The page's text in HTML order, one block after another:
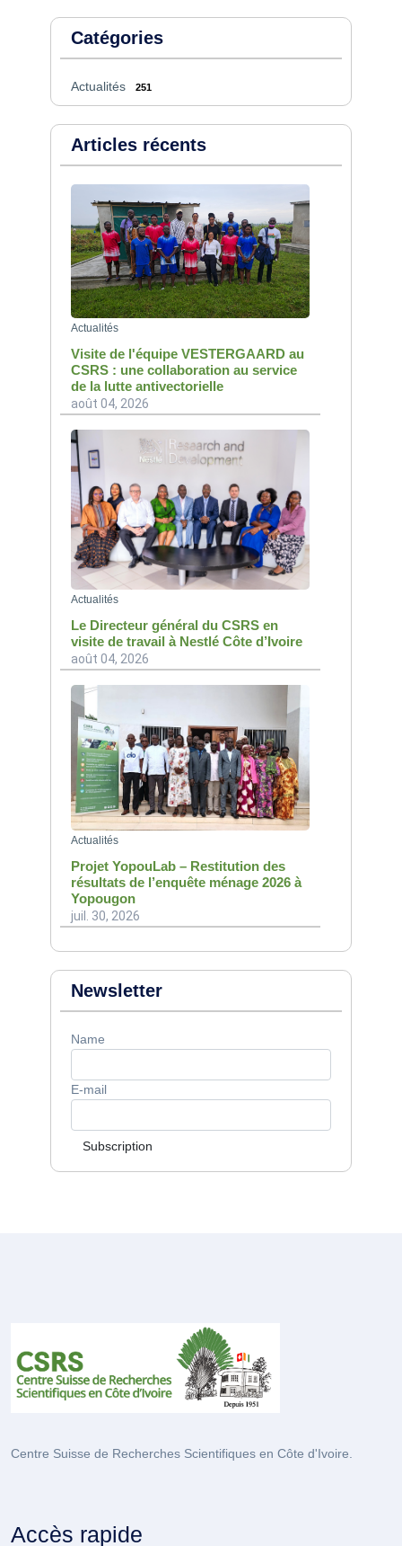
Catégories
Actualités 251
Articles récents
Actualités
Visite de l'équipe VESTERGAARD au
CSRS : une collaboration au service
de la lutte antivectorielle
août 04, 2026
Actualités
Le Directeur général du CSRS en
visite de travail à Nestlé Côte d’Ivoire
août 04, 2026
Actualités
Projet YopouLab – Restitution des
résultats de l’enquête ménage 2026 à
Yopougon
juil. 30, 2026
Newsletter
Name
E-mail
Subscription
Centre Suisse de Recherches Scientifiques en Côte d'Ivoire.
Accès rapide